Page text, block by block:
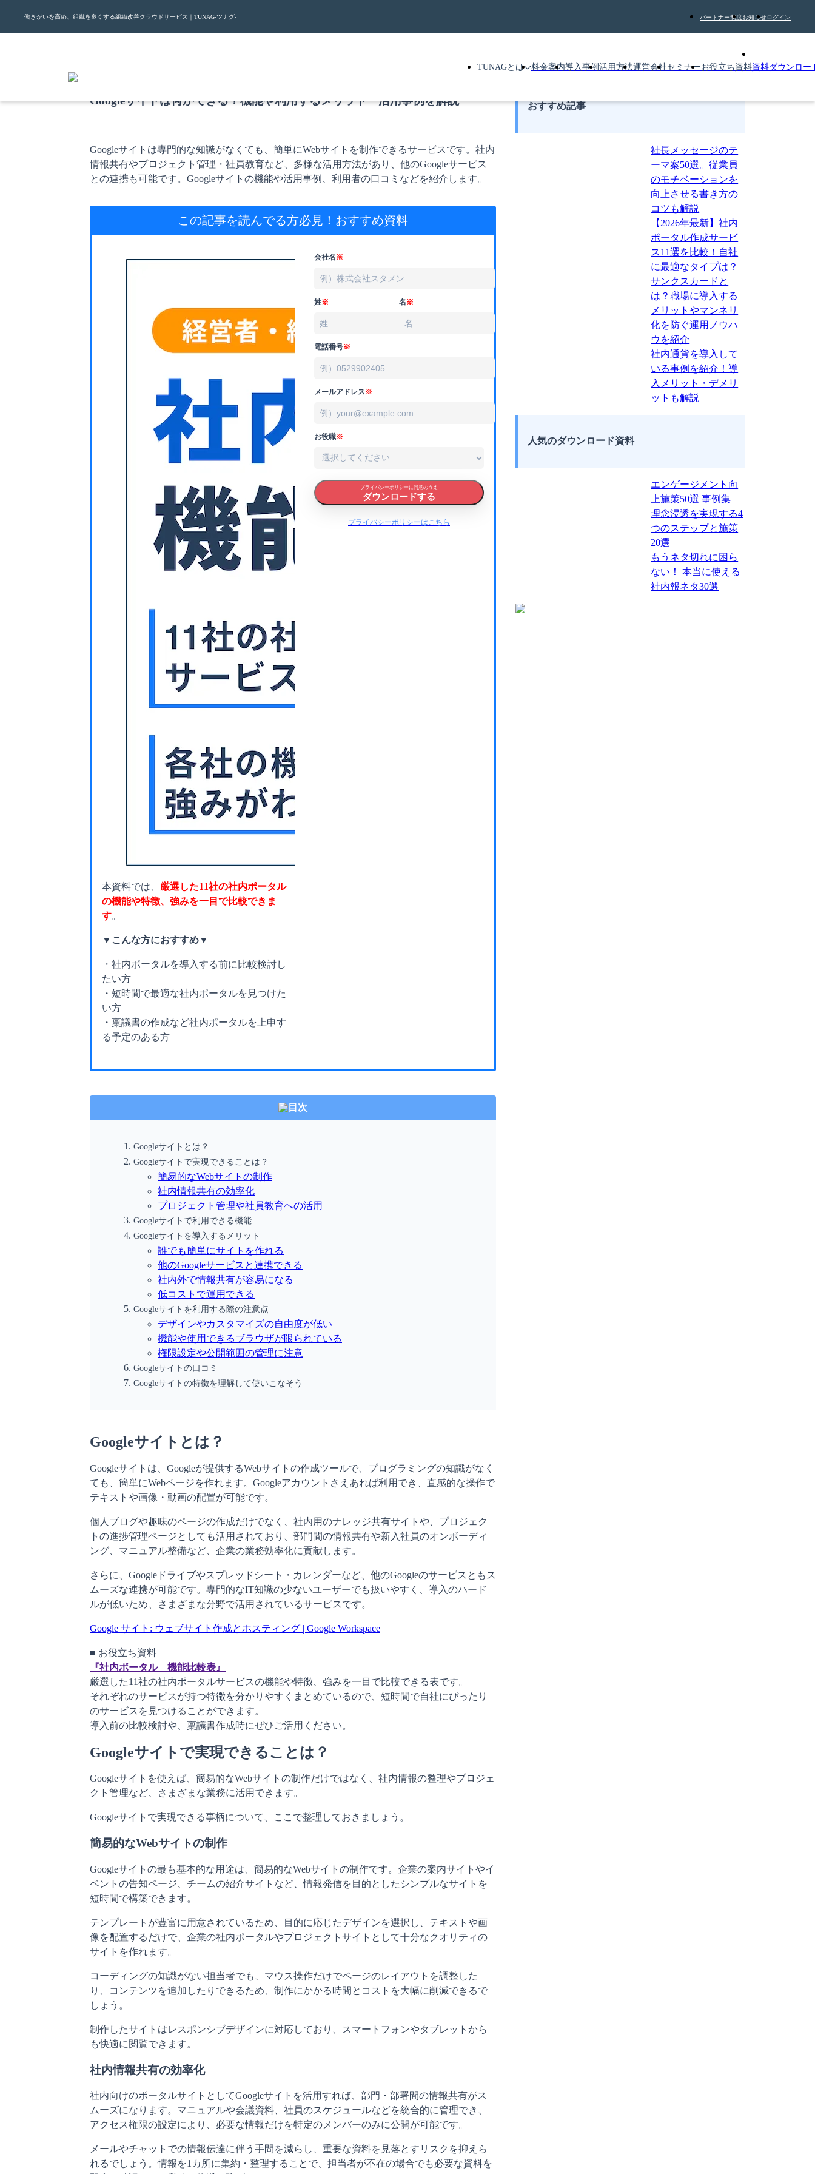
働きがいを高め、組織を良くする組織改善クラウドサービス｜TUNAG-ツナグ- パートナー制度お知らせログイン
TUNAGとは 料金案内導入事例 活用方法運営会社セミナーお役立ち資料資料ダウンロー
Googleサイトは何ができる？機能や利用するメリット・活用事例を解説
Googleサイトは専門的な知識がなくても、簡単にWebサイトを制作できるサービスです。社内
情報共有やプロジェクト管理・社員教育など、多様な活用方法があり、他のGoogleサービス
との連携も可能です。Googleサイトの機能や活用事例、利用者の口コミなどを紹介します。
この記事を読んでる方必見！ おすすめ資料
本資料では、 厳選した11社の社内ポータル
の機能や特徴、強みを一目で比較できま
す。
▼こんな方におすすめ▼
・社内ポータルを導入する前に比較検討し
たい方
・短時間で最適な社内ポータルを見つけた
い方
・稟議書の作成など社内ポータルを上申す
る予定のある方
会社名※
姓※ 名※
電話番号※
メールアドレス※
お役職※
プライバシーポリシーに同意のうえ
ダウンロードする
プライバシーポリシーはこちら
目次
Googleサイトとは？
Googleサイトで実現できることは？
簡易的なWebサイトの制作
社内情報共有の効率化
プロジェクト管理や社員教育への活用
Googleサイトで利用できる機能
Googleサイトを導入するメリット
誰でも簡単にサイトを作れる
他のGoogleサービスと連携できる
社内外で情報共有が容易になる
低コストで運用できる
Googleサイトを利用する際の注意点
デザインやカスタマイズの自由度が低い
機能や使用できるブラウザが限られている
権限設定や公開範囲の管理に注意
Googleサイトの口コミ
Googleサイトの特徴を理解して使いこなそう
Googleサイトとは？
Googleサイトは、Googleが提供するWebサイトの作成ツールで、プログラミングの知識がなく
ても、簡単にWebページを作れます。Googleアカウントさえあれば利用でき、直感的な操作で
テキストや画像・動画の配置が可能です。
個人ブログや趣味のページの作成だけでなく、社内用のナレッジ共有サイトや、プロジェク
トの進捗管理ページとしても活用されており、部門間の情報共有や新入社員のオンボーディ
ング、マニュアル整備など、企業の業務効率化に貢献します。
さらに、Googleドライブやスプレッドシート・カレンダーなど、他のGoogleのサービスともス
ムーズな連携が可能です。専門的なIT知識の少ないユーザーでも扱いやすく、導入のハード
ルが低いため、さまざまな分野で活用されているサービスです。
Google サイト: ウェブサイト作成とホスティング | Google Workspace
『社内ポータル　機能比較表』
厳選した11社の社内ポータルサービスの機能や特徴、強みを一目で比較できる表です。
それぞれのサービスが持つ特徴を分かりやすくまとめているので、短時間で自社にぴったり
のサービスを見つけることができます。
導入前の比較検討や、稟議書作成時にぜひご活用ください。
Googleサイトで実現できることは？
Googleサイトを使えば、簡易的なWebサイトの制作だけではなく、社内情報の整理やプロジェ
クト管理など、さまざまな業務に活用できます。
Googleサイトで実現できる事柄について、ここで整理しておきましょう。
簡易的なWebサイトの制作
Googleサイトの最も基本的な用途は、簡易的なWebサイトの制作です。企業の案内サイトやイ
ベントの告知ページ、チームの紹介サイトなど、情報発信を目的としたシンプルなサイトを
短時間で構築できます。
テンプレートが豊富に用意されているため、目的に応じたデザインを選択し、テキストや画
像を配置するだけで、企業の社内ポータルやプロジェクトサイトとして十分なクオリティの
サイトを作れます。
コーディングの知識がない担当者でも、マウス操作だけでページのレイアウトを調整した
り、コンテンツを追加したりできるため、制作にかかる時間とコストを大幅に削減できるで
しょう。
制作したサイトはレスポンシブデザインに対応しており、スマートフォンやタブレットから
も快適に閲覧できます。
社内情報共有の効率化
社内向けのポータルサイトとしてGoogleサイトを活用すれば、部門・部署間の情報共有がス
ムーズになります。マニュアルや会議資料、社員のスケジュールなどを統合的に管理でき、
アクセス権限の設定により、必要な情報だけを特定のメンバーのみに公開が可能です。
メールやチャットでの情報伝達に伴う手間を減らし、重要な資料を見落とすリスクを抑えら
れるでしょう。情報を1カ所に集約・整理することで、担当者が不在の場合でも必要な資料を
おすすめ記事
社長メッセージのテ
ーマ案50選。従業員
のモチベーションを
向上させる書き方の
コツも解説
【2026年最新】社内
ポータル作成サービ
ス11選を比較！自社
に最適なタイプは？
サンクスカードと
は？職場に導入する
メリットやマンネリ
化を防ぐ運用ノウハ
ウを紹介
社内通貨を導入して
いる事例を紹介！導
入メリット・デメリ
ットも解説
人気のダウンロード資料
エンゲージメント向
上施策50選 事例集
理念浸透を実現する4
つのステップと施策
20選
もうネタ切れに困ら
ない！ 本当に使える
社内報ネタ30選